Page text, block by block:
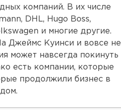
компаний. В их числе
DHL, Hugo Boss,
и многие другие.
Джеймс Куинси и вовсе не
может навсегда покинуть
есть компании, которые
продолжили бизнес в